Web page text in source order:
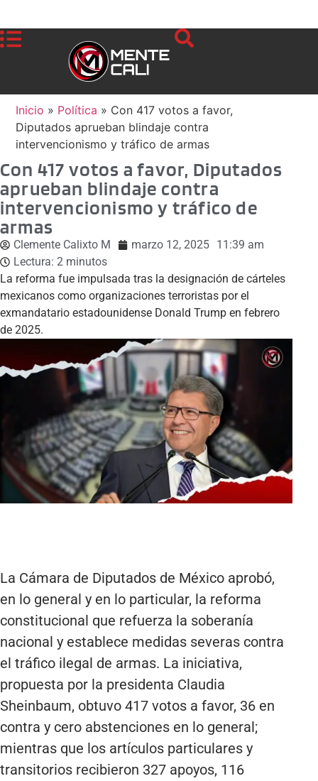
Inicio » Política » Con 417 votos a favor,
Diputados aprueban blindaje contra
intervencionismo y tráfico de armas
Con 417 votos a favor, Diputados
aprueban blindaje contra
intervencionismo y tráfico de
armas
Clemente Calixto M marzo 12, 2025 11:39 am
Lectura: 2 minutos
La reforma fue impulsada tras la designación de cárteles
mexicanos como organizaciones terroristas por el
exmandatario estadounidense Donald Trump en febrero
de 2025.
La Cámara de Diputados de México aprobó,
en lo general y en lo particular, la reforma
constitucional que refuerza la soberanía
nacional y establece medidas severas contra
el tráfico ilegal de armas. La iniciativa,
propuesta por la presidenta Claudia
Sheinbaum, obtuvo 417 votos a favor, 36 en
contra y cero abstenciones en lo general;
mientras que los artículos particulares y
transitorios recibieron 327 apoyos, 116